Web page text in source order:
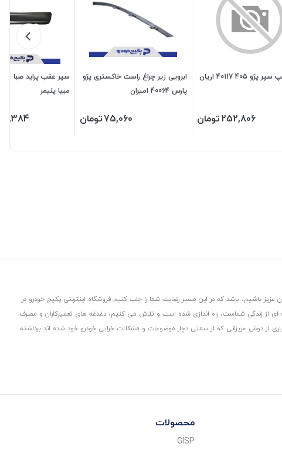
پفکی چپ سپر پژو 405 40117 اریان
252,806تومان
ابرویی زیر چراغ راست خاکستری پژو
پارس 40064 امیران
75,060تومان
میبا پلیمر
باشیم، باشد که در این مسیر رضایت شما را جلب کنیم.فروشگاه اینترنتی پکیج خودرو در
از زندگی شماست، راه اندازی شده است و تلاش می کنیم، دغدغه های تعمیرکاران و مصرف
از دوش عزیزانی که از سمتی دچار موضوعات و مشکلات خرابی خودرو خود شده اند برداشته
محصولات
GISP